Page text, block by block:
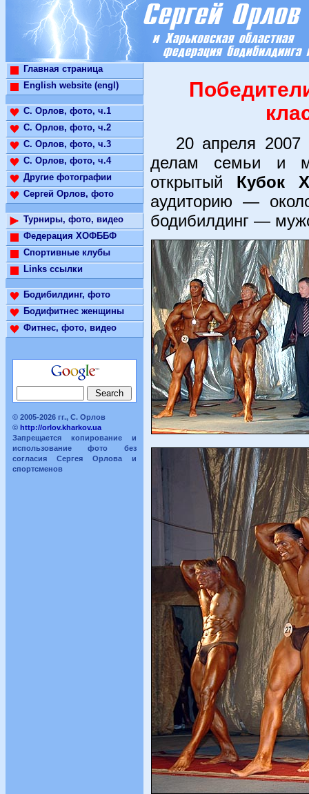
Главная страница
English website (engl)
С. Орлов, фото, ч.1
С. Орлов, фото, ч.2
С. Орлов, фото, ч.3
С. Орлов, фото, ч.4
Другие фотографии
Сергей Орлов, фото
Турниры, фото, видео
Федерация ХОФББФ
Спортивные клубы
Links ссылки
Бодибилдинг, фото
Бодифитнес женщины
Фитнес, фото, видео
© 2005-2026 гг., С. Орлов
© http://orlov.kharkov.ua
Запрещается копирование и
использование фото без
согласия Сергея Орлова и
спортсменов
20 апреля 2007
делам семьи и
открытый Кубок
аудиторию —
бодибилдинг —